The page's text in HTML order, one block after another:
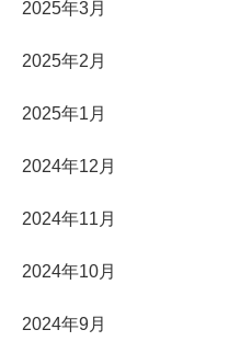
2025年3月
2025年2月
2025年1月
2024年12月
2024年11月
2024年10月
2024年9月